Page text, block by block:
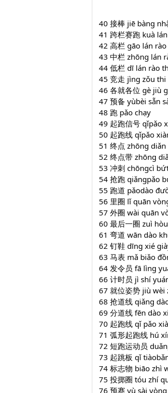
40 接棒 jiē bàng
41 跨栏赛跑 kuà
42 高栏 gāo lán rào
43 中栏 zhōng lán
44 低栏 dī lán rào
45 竞走 jìng zǒu
46 各就各位 gè jiù
47 预备 yùbèi sẵn
48 跑 pǎo chạy
49 起跑信号 qǐpǎo
50 起跑线 qǐpǎo
51 终点 zhōng diǎn
52 终点带 zhōng
53 冲刺 chōngcì
54 抢跑 qiǎngpǎo
55 跑道 pǎodào
56 里圈 lǐ quān
57 外圈 wài quān
60 最后一圈 zuì
61 弯道 wān dào
62 钉鞋 dīng xié
63 马表 mǎ biǎo
64 发令员 fā lìng
66 计时员 jì shí
67 就位姿势 jiù
68 抢道线 qiǎng
69 分道线 fēn dào
70 起跑线 qǐ pǎo
71 弧形起跑线 hú
72 短跑运动员
73 起跳板 qǐ
74 标志物 biāo zhì
75 投掷圈 tóu zhí
76 预赛 yù sài